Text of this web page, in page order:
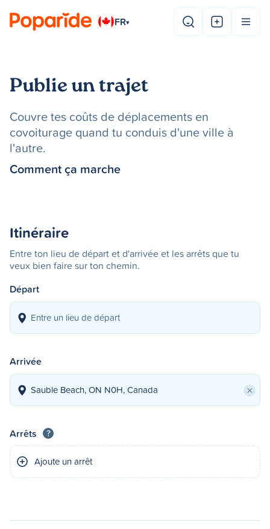
FR▾
Publie un trajet
Couvre tes coûts de déplacements en
covoiturage quand tu conduis d'une ville à
l'autre.
Comment ça marche
Itinéraire
Entre ton lieu de départ et d'arrivée et les arrêts que tu
veux bien faire sur ton chemin.
Départ
Arrivée
×
Arrêts ?
Ajoute un arrêt